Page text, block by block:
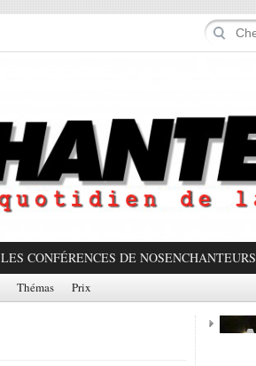
LES CONFÉRENCES DE NOSENCHANTEURS
Thémas Prix